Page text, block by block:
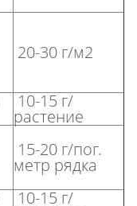
20-30 г/м2
10-15 г/
растение
15-20 г/пог.
метр рядка
10-15 г/